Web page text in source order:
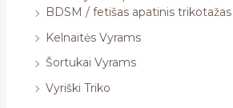
BDSM / fetišas apatinis trikotažas
Kelnaitės Vyrams
Šortukai Vyrams
Vyriški Triko